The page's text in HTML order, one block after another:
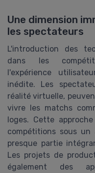
Une dimension
les spectateurs
L'introduction des
dans les
l'expérience
inédite. Les
réalité virtuelle,
vivre les matchs
loges. Cette
compétitions sous
presque partie
Les projets de
également des